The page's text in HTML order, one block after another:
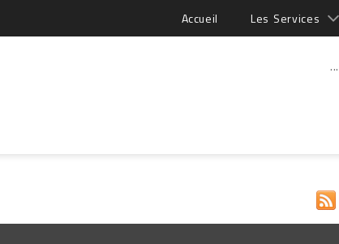
Accueil Les Services
...